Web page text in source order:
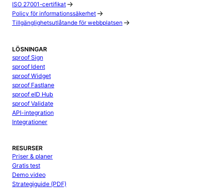
ISO 27001-certifikat
Policy för informationssäkerhet
Tillgänglighetsutlåtande för webbplatsen
LÖSNINGAR
sproof Sign
sproof Ident
sproof Widget
sproof Fastlane
sproof eID Hub
sproof Validate
API-integration
Integrationer
RESURSER
Priser & planer
Gratis test
Demo video
Strategiguide (PDF)